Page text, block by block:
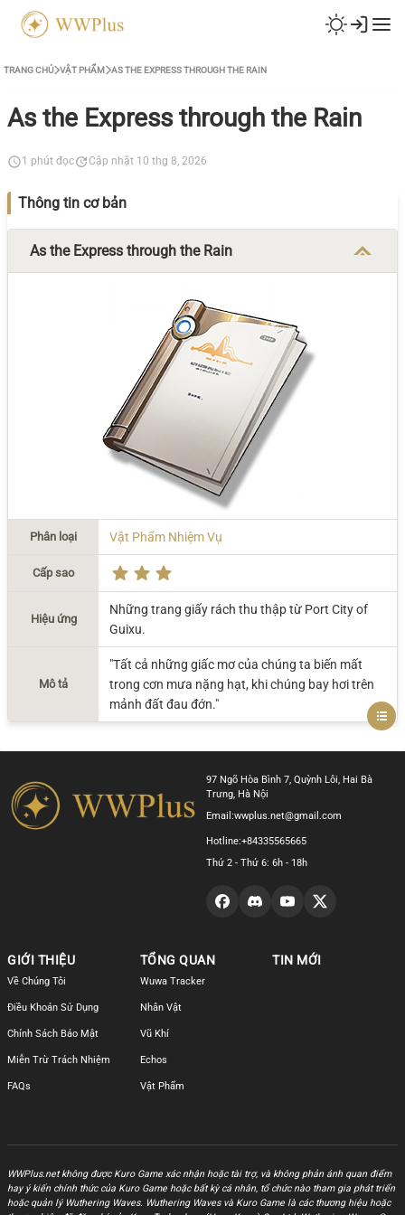
TRANG CHỦ VẬT PHẨM AS THE EXPRESS THROUGH THE RAIN
As the Express through the Rain
1 phút đọc Cập nhật 10 thg 8, 2026
Thông tin cơ bản
As the Express through the Rain
Phân loại Vật Phẩm Nhiệm Vụ
Cấp sao
Hiệu ứng
Những trang giấy rách thu thập từ Port City of
Guixu.
Mô tả
"Tất cả những giấc mơ của chúng ta biến mất
trong cơn mưa nặng hạt, khi chúng bay hơi trên
mảnh đất đau đớn."
97 Ngõ Hòa Bình 7, Quỳnh Lôi, Hai Bà
Trưng, Hà Nội
Email:wwplus.net@gmail.com
Hotline:+84335565665
Thứ 2 - Thứ 6: 6h - 18h
GIỚI THIỆU
Về Chúng Tôi
Điều Khoản Sử Dụng
Chính Sách Bảo Mật
Miễn Trừ Trách Nhiệm
FAQs
TỔNG QUAN
Wuwa Tracker
Nhân Vật
Vũ Khí
Echos
Vật Phẩm
TIN MỚI
WWPlus.net không được Kuro Game xác nhận hoặc tài trợ, và không phản ánh quan điểm
hay ý kiến chính thức của Kuro Game hoặc bất kỳ cá nhân, tổ chức nào tham gia phát triển
hoặc quản lý Wuthering Waves. Wuthering Waves và Kuro Game là các thương hiệu hoặc